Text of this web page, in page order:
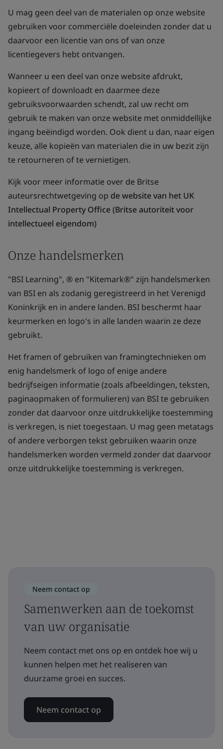
U mag geen deel van de materialen op onze website
gebruiken voor commerciële doeleinden zonder dat u
daarvoor een licentie van ons of van onze
licentiegevers hebt ontvangen.
Wanneer u een deel van onze website afdrukt,
kopieert of downloadt en daarmee deze
gebruiksvoorwaarden schendt, zal uw recht om
gebruik te maken van onze website met onmiddellijke
ingang beëindigd worden. Ook dient u dan, naar eigen
keuze, alle kopieën van materialen die in uw bezit zijn
te retourneren of te vernietigen.
Kijk voor meer informatie over de Britse
auteursrechtwetgeving op de website van het UK
Intellectual Property Office (Britse autoriteit voor
intellectueel eigendom)
Onze handelsmerken
"BSI Learning", ® en "Kitemark®" zijn handelsmerken
van BSI en als zodanig geregistreerd in het Verenigd
Koninkrijk en in andere landen. BSI beschermt haar
keurmerken en logo's in alle landen waarin ze deze
gebruikt.
Het framen of gebruiken van framingtechnieken om
enig handelsmerk of logo of enige andere
bedrijfseigen informatie (zoals afbeeldingen, teksten,
paginaopmaken of formulieren) van BSI te gebruiken
zonder dat daarvoor onze uitdrukkelijke toestemming
is verkregen, is niet toegestaan. U mag geen metatags
of andere verborgen tekst gebruiken waarin onze
handelsmerken worden vermeld zonder dat daarvoor
onze uitdrukkelijke toestemming is verkregen.
Neem contact op
Samenwerken aan de toekomst
van uw organisatie
Neem contact met ons op en ontdek hoe wij u
kunnen helpen met het realiseren van
duurzame groei en succes.
Neem contact op